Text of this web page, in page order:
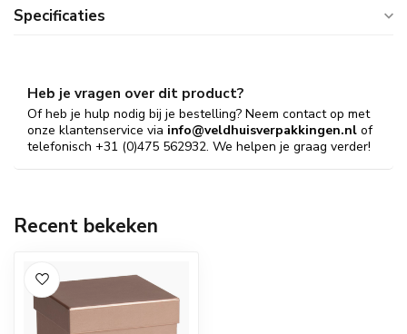
Specificaties
Heb je vragen over dit product?
Of heb je hulp nodig bij je bestelling? Neem contact op met
onze klantenservice via info@veldhuisverpakkingen.nl of
telefonisch +31 (0)475 562932. We helpen je graag verder!
Recent bekeken